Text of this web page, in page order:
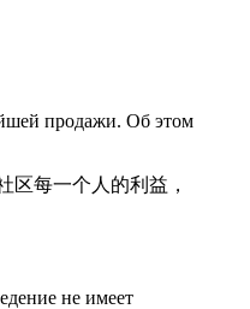
продажи. Об этом
每一个人的利益，
не имеет